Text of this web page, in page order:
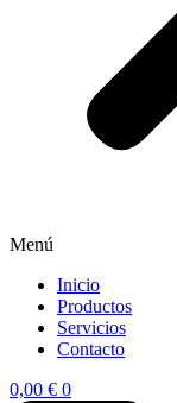
Menú
Inicio
Productos
Servicios
Contacto
0,00 € 0